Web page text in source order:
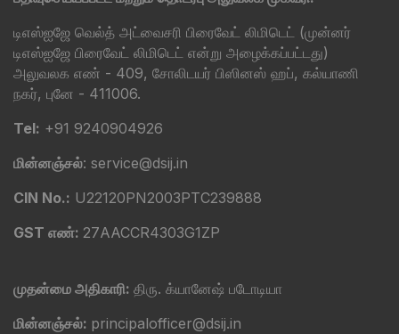
டிஎஸ்ஐஜே வெல்த் அட்வைசரி பிரைவேட் லிமிடெட் (முன்னர்
டிஎஸ்ஐஜே பிரைவேட் லிமிடெட் என்று அழைக்கப்பட்டது)
அலுவலக எண் - 409, சோலிடயர் பிஸினஸ் ஹப், கல்யாணி
நகர், புனே - 411006.
Tel: +91 9240904926
மின்னஞ்சல்: service@dsij.in
CIN No.: U22120PN2003PTC239888
GST எண்: 27AACCR4303G1ZP
முதன்மை அதிகாரி: திரு. க்யானேஷ் படோடியா
மின்னஞ்சல்: principalofficer@dsij.in